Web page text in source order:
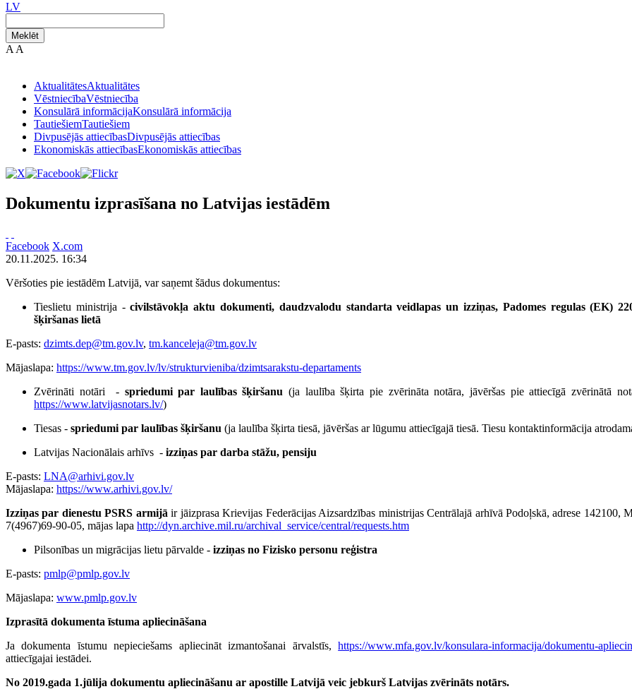
LV
Meklēt
A A
AktualitātesAktualitātes
VēstniecībaVēstniecība
Konsulārā informācijaKonsulārā informācija
TautiešiemTautiešiem
Divpusējās attiecībasDivpusējās attiecības
Ekonomiskās attiecībasEkonomiskās attiecības
Dokumentu izprasīšana no Latvijas iestādēm
Facebook X.com
20.11.2025. 16:34
Vēršoties pie iestādēm Latvijā, var saņemt šādus dokumentus:
Tieslietu ministrija -civilstāvokļa aktu dokumenti, daudzvalodu standarta veidlapas un izziņas, Padomes regulas (EK)
šķiršanas lietā
E-pasts: dzimts.dep@tm.gov.lv, tm.kanceleja@tm.gov.lv
Mājaslapa: https://www.tm.gov.lv/lv/strukturvieniba/dzimtsarakstu-departaments
Zvērināti notāri - spriedumi par laulības šķiršanu(ja laulība šķirta pie zvērināta notāra, jāvēršas pie attiecīgā zvērinātā
https://www.latvijasnotars.lv/)
Tiesas - spriedumi par laulības šķiršanu (ja laulība šķirta tiesā, jāvēršas ar lūgumu attiecīgajā tiesā. Tiesu kontaktinformācija
Latvijas Nacionālais arhīvs - izziņas par darba stāžu, pensiju
E-pasts: LNA@arhivi.gov.lv
Mājaslapa: https://www.arhivi.gov.lv/
Izziņas par dienestu PSRS armijā ir jāizprasa Krievijas Federācijas Aizsardzības ministrijas Centrālajā arhīvā Podoļskā, adrese
7(4967)69-90-05, mājas lapa http://dyn.archive.mil.ru/archival_service/central/requests.htm
Pilsonības un migrācijas lietu pārvalde - izziņas no Fizisko personu reģistra
E-pasts: pmlp@pmlp.gov.lv
Mājaslapa: www.pmlp.gov.lv
Izprasītā dokumenta īstuma apliecināšana
Ja dokumenta īstumu nepieciešams apliecināt izmantošanai ārvalstīs,https://www.mfa.gov.lv/konsulara-informacija/dokumentu-
attiecīgajai iestādei.
No 2019.gada 1.jūlija dokumentu apliecināšanu ar apostille Latvijā veic jebkurš Latvijas zvērināts notārs.